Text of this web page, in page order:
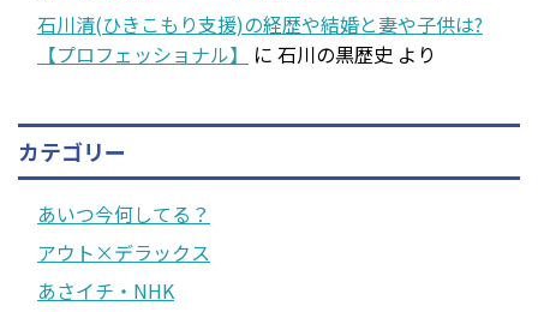
石川清(ひきこもり支援)の経歴や結婚と妻や子供は?
【プロフェッショナル】
に 石川の黒歴史 より
カテゴリー
あいつ今何してる？
アウト×デラックス
あさイチ・NHK